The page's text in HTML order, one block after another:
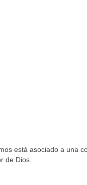
está asociado a una
de Dios.